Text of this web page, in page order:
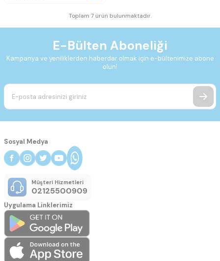
Toplam 7 ürün bulunmaktadır.
E-Bülten Aboneliği
Kampanya ve yeniliklerden haberdar olmak için e-bültenimize abone
olun!
Sosyal Medya
Müşteri Hizmetleri
02125500909
Uygulama Linklerimiz